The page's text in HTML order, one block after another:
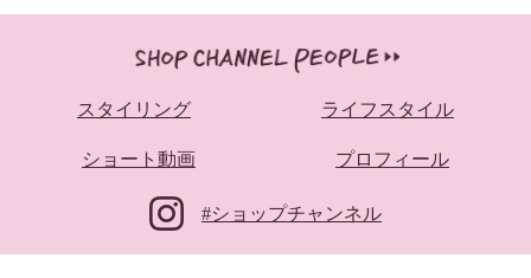
スタイリング ライフスタイル
ショート動画 プロフィール
#ショップチャンネル